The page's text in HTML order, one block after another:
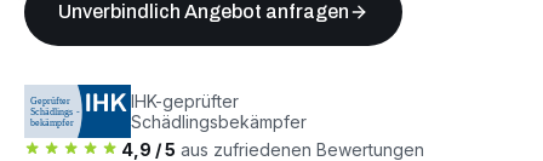
Unverbindlich Angebot anfragen
IHK-geprüfter
Schädlingsbekämpfer
4,9 / 5 aus zufriedenen Bewertungen